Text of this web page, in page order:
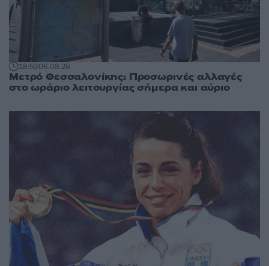
18:5306.08.26
Μετρό Θεσσαλονίκης: Προσωρινές αλλαγές
στο ωράριο λειτουργίας σήμερα και αύριο